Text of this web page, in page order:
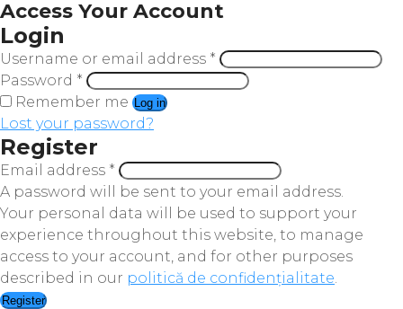
Access Your Account
Login
Username or email address *
Password *
Remember me Log in
Lost your password?
Register
Email address *
A password will be sent to your email address.
Your personal data will be used to support your
experience throughout this website, to manage
access to your account, and for other purposes
described in our politică de confidențialitate.
Register